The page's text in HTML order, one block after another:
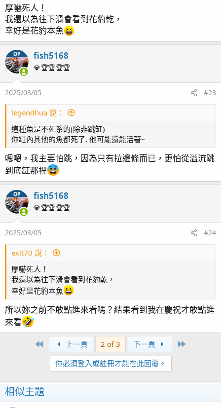
吃的好肥！
還是喜歡看鏡頭~
厚嚇死人！
我還以為往下滑會看到花豹乾，
幸好是花豹本魚
OP fish5168
💎🏆🏆🏆🏆
2025/03/05 #23
legendhua 說：
這種魚是不死系的(除非跳缸)
你缸內其他的魚都死了, 他可能還能活著~
嗯嗯，我主要怕跳，因為只有拉邊條而已，更怕從溢流跳
到底缸那裡
OP fish5168
💎🏆🏆🏆🏆
2025/03/05 #24
exit70 說：
厚嚇死人！
我還以為往下滑會看到花豹乾，
幸好是花豹本魚
所以妳之前不敢點進來看嗎？結果看到我在慶祝才敢點進
來看
First 上一頁 2 of 3 下一頁
你必須登入或註冊才能在此回覆。
相似主題